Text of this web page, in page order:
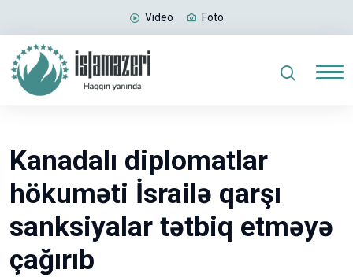
Video Foto
Kanadalı diplomatlar
hökuməti İsrailə qarşı
sanksiyalar tətbiq etməyə
çağırıb